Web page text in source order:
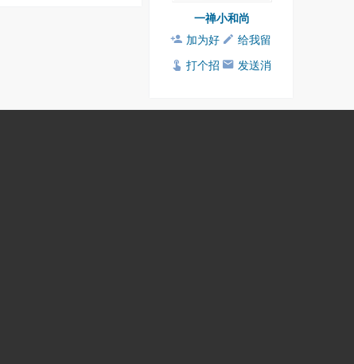
一禅小和尚
加为好
友
给我留
言
打个招
发送消